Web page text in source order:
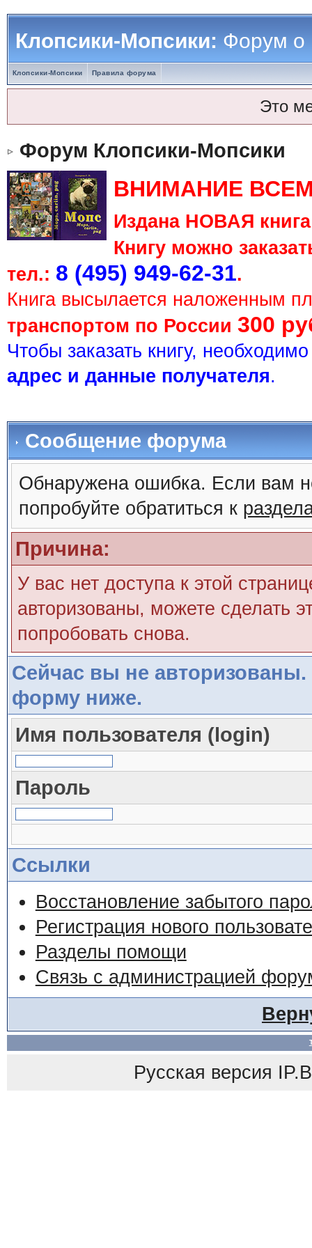
Клопсики-Мопсики:Форум о
Клопсики-Мопсики Правила форума
Это
Форум Клопсики-Мопсики
ВНИМАНИЕ
Издана НОВАЯ
Книгу можно
тел.: 8 (495) 949-62-31.
Книга высылается наложенным
транспортом по России 300
Чтобы заказать книгу,
адрес и данные получателя.
Сообщение форума
Обнаружена ошибка. Если вам
попробуйте обратиться к
Причина:
У вас нет доступа к этой
авторизованы, можете сделать
попробовать снова.
Сейчас вы не авторизованы.
форму ниже.
Имя пользователя (login)
Пароль
Ссылки
Восстановление забытого
Регистрация нового
Разделы помощи
Связь с администрацией
Русская версия